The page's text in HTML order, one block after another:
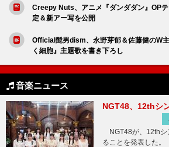
Creepy Nuts、アニメ『ダンダダン』OP
定＆新アー写を公開
Official髭男dism、永野芽郁＆佐藤健のW
く細胞』主題歌を書き下ろし
音楽ニュース
NGT48、12thシ
NGT48が、12thシ
ることを発表した